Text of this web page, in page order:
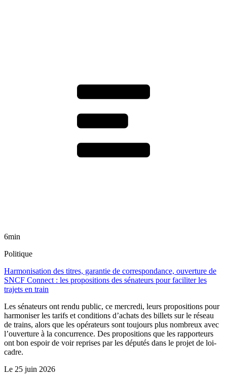
6min
Politique
Harmonisation des titres, garantie de correspondance, ouverture de
SNCF Connect : les propositions des sénateurs pour faciliter les
trajets en train
Les sénateurs ont rendu public, ce mercredi, leurs propositions pour
harmoniser les tarifs et conditions d’achats des billets sur le réseau
de trains, alors que les opérateurs sont toujours plus nombreux avec
l’ouverture à la concurrence. Des propositions que les rapporteurs
ont bon espoir de voir reprises par les députés dans le projet de loi-
cadre.
Le 25 juin 2026